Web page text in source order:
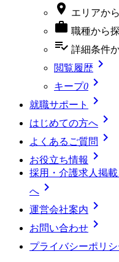
 エリアか
 職種から
playlist_add_check 詳細条件
閲覧履歴 
キープ0 
就職サポート 
はじめての方へ 
よくあるご質問 
お役立ち情報 
採用・介護求人掲
へ 
運営会社案内 
お問い合わせ 
プライバシーポリシ